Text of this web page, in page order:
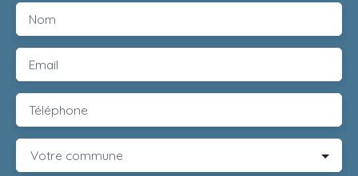
Nom
Email
Téléphone
Votre commune